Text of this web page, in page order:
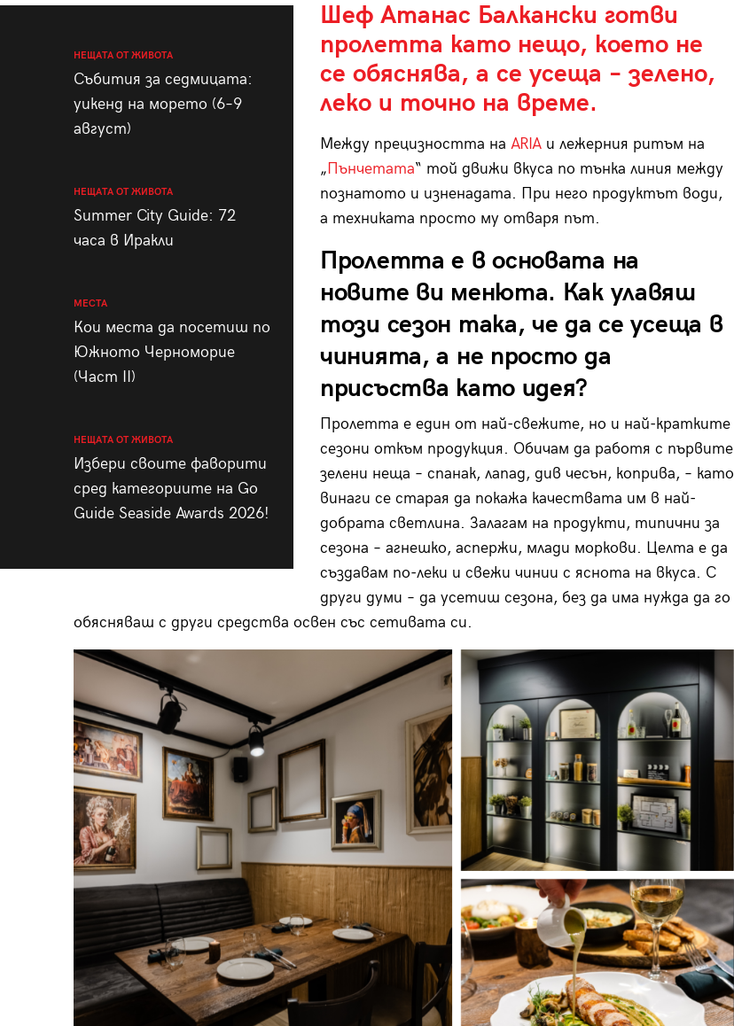
НЕЩАТА ОТ ЖИВОТА
Събития за седмицата:
уикенд на морето (6–9
август)
НЕЩАТА ОТ ЖИВОТА
Summer City Guide: 72
часа в Иракли
МЕСТА
Кои места да посетиш по
Южното Черноморие
(Част II)
НЕЩАТА ОТ ЖИВОТА
Избери своите фаворити
сред категориите на Go
Guide Seaside Awards 2026!
Шеф Атанас Балкански готви
пролетта като нещо, което не
се обяснява, а се усеща – зелено,
леко и точно на време.
Между прецизността на ARIA и лежерния ритъм на
„Пънчетата“ той движи вкуса по тънка линия между
познатото и изненадата. При него продуктът води,
а техниката просто му отваря път.
Пролетта е в основата на
новите ви менюта. Как улавяш
този сезон така, че да се усеща в
чинията, а не просто да
присъства като идея?
Пролетта е един от най-свежите, но и най-кратките
сезони откъм продукция. Обичам да работя с първите
зелени неща – спанак, лапад, див чесън, коприва, – като
винаги се старая да покажа качествата им в най-
добрата светлина. Залагам на продукти, типични за
сезона – агнешко, аспержи, млади моркови. Целта е да
създавам по-леки и свежи чинии с яснота на вкуса. С
други думи – да усетиш сезона, без да има нужда да го
обясняваш с други средства освен със сетивата си.